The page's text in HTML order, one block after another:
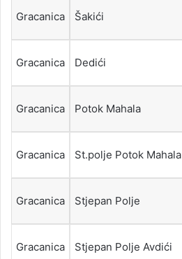
Gracanica Šakići
Gracanica Dedići
Gracanica Potok Mahala
Gracanica St.polje Potok Mahala
Gracanica Stjepan Polje
Gracanica Stjepan Polje Avdići